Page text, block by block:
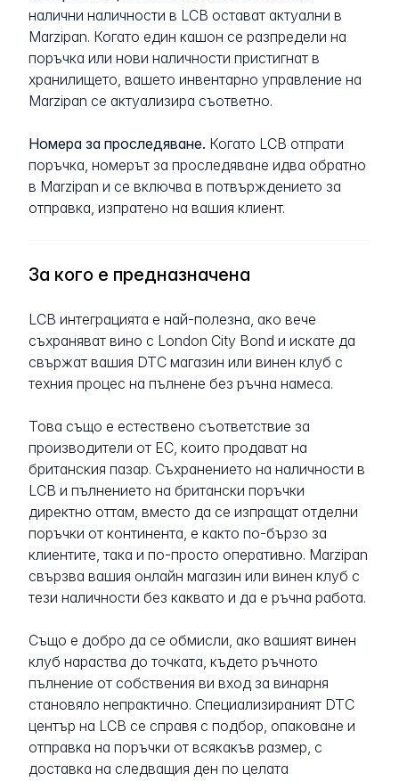
налични наличности в LCB остават актуални в
Marzipan. Когато един кашон се разпредели на
поръчка или нови наличности пристигнат в
хранилището, вашето инвентарно управление на
Marzipan се актуализира съответно.
Номера за проследяване. Когато LCB отпрати
поръчка, номерът за проследяване идва обратно
в Marzipan и се включва в потвърждението за
отправка, изпратено на вашия клиент.
За кого е предназначена
LCB интеграцията е най-полезна, ако вече
съхраняват вино с London City Bond и искате да
свържат вашия DTC магазин или винен клуб с
техния процес на пълнене без ръчна намеса.
Това също е естествено съответствие за
производители от ЕС, които продават на
британския пазар. Съхранението на наличности в
LCB и пълнението на британски поръчки
директно оттам, вместо да се изпращат отделни
поръчки от континента, е както по-бързо за
клиентите, така и по-просто оперативно. Marzipan
свързва вашия онлайн магазин или винен клуб с
тези наличности без каквато и да е ръчна работа.
Също е добро да се обмисли, ако вашият винен
клуб нараства до точката, където ръчното
пълнение от собствения ви вход за винарня
становяло непрактично. Специализираният DTC
център на LCB се справя с подбор, опаковане и
отправка на поръчки от всякакъв размер, с
доставка на следващия ден по целата